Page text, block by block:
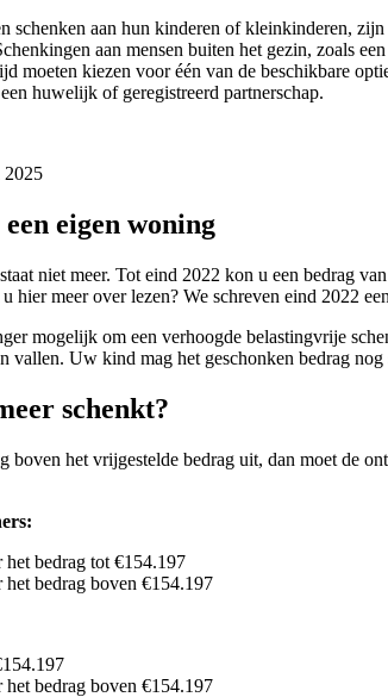
schenken aan hun kinderen of kleinkinderen,
aan mensen buiten het gezin, zoals
moeten kiezen voor één van de beschikbare
huwelijk of geregistreerd partnerschap.
eigen woning
niet meer. Tot eind 2022 kon u een bedrag
hier meer over lezen? We schreven eind 2022
mogelijk om een verhoogde belastingvrije
Uw kind mag het geschonken bedrag
schenkt?
het vrijgestelde bedrag uit, dan moet de
het bedrag tot €154.197
het bedrag boven €154.197
het bedrag boven €154.197